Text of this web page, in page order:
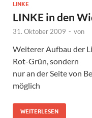
LINKE
LINKE in den
31. Oktober 2009 - von
Weiterer Aufbau der
Rot-Grün, sondern
nur an der Seite von
möglich
WEITERLESEN